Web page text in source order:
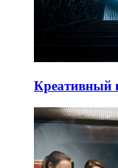
Креативный